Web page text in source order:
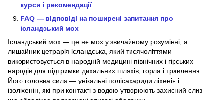
курси і рекомендації
FAQ — відповіді на поширені запитання про
ісландський мох
Ісландський мох — це не мох у звичайному розумінні, а
лишайник цетрарія ісландська, який тисячоліттями
використовується в народній медицині північних і гірських
народів для підтримки дихальних шляхів, горла і травлення.
Його головна сила — унікальні полісахариди ліхенін і
ізоліхенін, які при контакті з водою утворюють захисний слиз